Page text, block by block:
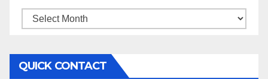
महिने
अनुसार
पढ़ें
QUICK CONTACT